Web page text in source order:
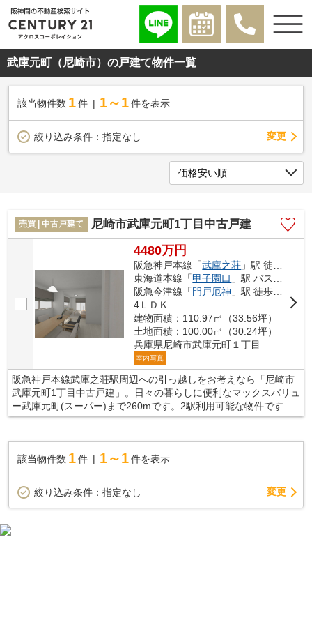
武庫元町（尼崎市）の戸建て物件一覧
該当物件数 1件 1～1 件を表示
絞り込み条件： 指定なし 変更
売買 | 中古戸建て 尼崎市武庫元町1丁目中古戸建
4480万円
阪急神戸本線「武庫之荘 」駅 徒歩16分
東海道本線「甲子園口 」駅 バス17分 「武庫の郷」 停歩5分
阪急今津線「 門戸厄神 」駅 徒歩45分
4ＬＤＫ
建物面積：110.97㎡（33.56坪）
土地面積：100.00㎡（30.24坪）
兵庫県尼崎市武庫元町１丁目
室内写真
阪急神戸本線武庫之荘駅周辺への引っ越しをお考えなら「尼崎市
武庫元町1丁目中古戸建」。日々の暮らしに便利なマックスバリュ
ー武庫元町(スーパー)まで260mです。2駅利用可能な物件です。
内装にリフォームを行い、作業完了後にお渡しいたします。尼崎
庫之荘周辺の住まい探しにも役立つことでしょう。まずはご希望
条件をお聞かせ下さい。
該当物件数 1件 1～1 件を表示
絞り込み条件： 指定なし 変更